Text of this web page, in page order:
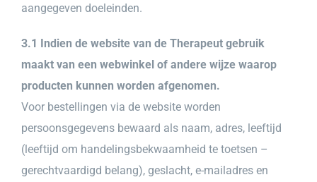
aangegeven doeleinden.
3.1 Indien de website van de Therapeut gebruik
maakt van een webwinkel of andere wijze waarop
producten kunnen worden afgenomen.
Voor bestellingen via de website worden
persoonsgegevens bewaard als naam, adres, leeftijd
(leeftijd om handelingsbekwaamheid te toetsen –
gerechtvaardigd belang), geslacht, e-mailadres en